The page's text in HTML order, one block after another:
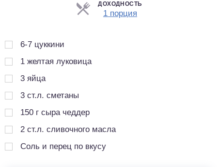
ДОХОДНОСТЬ
1 порция
6-7 цуккини
1 желтая луковица
3 яйца
3 ст.л. сметаны
150 г сыра чеддер
2 ст.л. сливочного масла
Соль и перец по вкусу